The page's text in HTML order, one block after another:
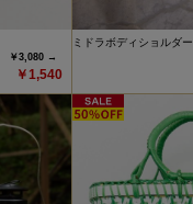
￥3,080 →
￥1,540
ミドラボディショルダー